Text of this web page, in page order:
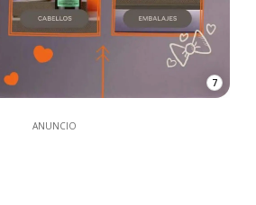
7
ANUNCIO